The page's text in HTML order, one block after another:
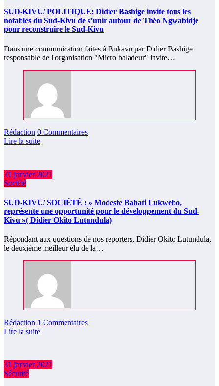
SUD-KIVU/ POLITIQUE: Didier Bashige invite tous les
notables du Sud-Kivu de s’unir autour de Théo Ngwabidje
pour reconstruire le Sud-Kivu
Dans une communication faites à Bukavu par Didier Bashige,
responsable de l'organisation "Micro baladeur" invite…
Rédaction 0 Commentaires
Lire la suite
31 janvier 2021
Société
SUD-KIVU/ SOCIÉTÉ : » Modeste Bahati Lukwebo,
représente une opportunité pour le développement du Sud-
Kivu »( Didier Okito Lutundula)
Répondant aux questions de nos reporters, Didier Okito Lutundula,
le deuxième meilleur élu de la…
Rédaction 1 Commentaires
Lire la suite
31 janvier 2021
Sécurité